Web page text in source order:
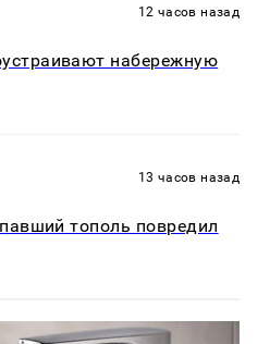
12 часов назад
набережную
13 часов назад
тополь повредил